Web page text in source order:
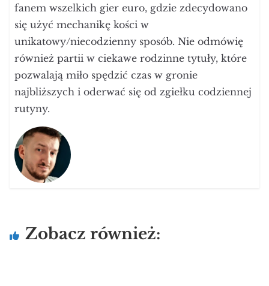
fanem wszelkich gier euro, gdzie zdecydowano
się użyć mechanikę kości w
unikatowy/niecodzienny sposób. Nie odmówię
również partii w ciekawe rodzinne tytuły, które
pozwalają miło spędzić czas w gronie
najbliższych i oderwać się od zgiełku codziennej
rutyny.
Zobacz również: